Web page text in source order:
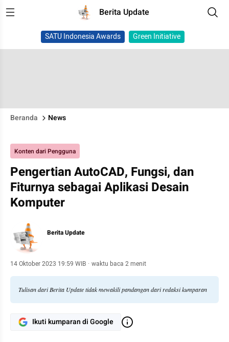
Berita Update
SATU Indonesia Awards Green Initiative
Beranda News
Konten dari Pengguna
Pengertian AutoCAD, Fungsi, dan
Fiturnya sebagai Aplikasi Desain
Komputer
Berita Update
14 Oktober 2023 19:59 WIB · waktu baca 2 menit
Tulisan dari Berita Update tidak mewakili pandangan dari redaksi kumparan
Ikuti kumparan di Google